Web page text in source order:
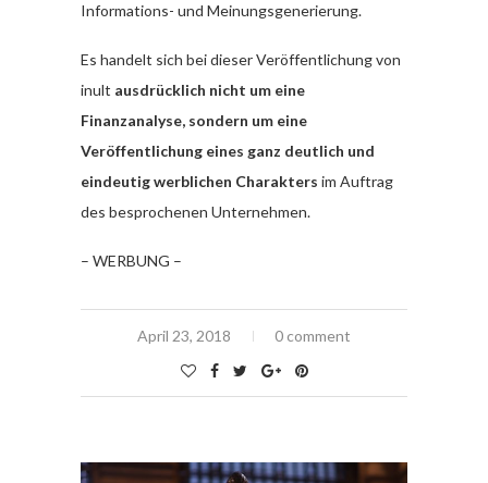
Informations- und Meinungsgenerierung.
Es handelt sich bei dieser Veröffentlichung von
inult ausdrücklich nicht um eine
Finanzanalyse, sondern um eine
Veröffentlichung eines ganz deutlich und
eindeutig werblichen Charakters im Auftrag
des besprochenen Unternehmen.
– WERBUNG –
April 23, 2018 0 comment